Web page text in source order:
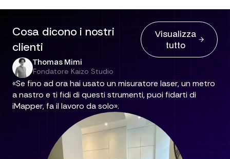
Cosa dicono i nostri
clienti
Visualizza
tutto
«Se fino ad ora hai usato un misuratore laser, un metro
a nastro e ti fidi di questi strumenti, puoi fidarti di
iMapper, fa il lavoro da solo».
Thomas Mimi
Fondatore Kaizo Studio